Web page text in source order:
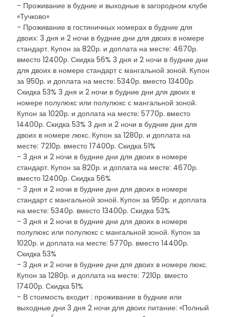
- Проживание в будние и выходные в загородном клубе
«Тучково»
- Проживание в гостиничных номерах в будние для
двоих: 3 дня и 2 ночи в будние дни для двоих в номере
стандарт. Купон за 820р. и доплата на месте: 4670р.
вместо 12400р. Скидка 56% 3 дня и 2 ночи в будние дни
для двоих в номере стандарт с мангальной зоной. Купон
за 950р. и доплата на месте: 5340р. вместо 13400р.
Скидка 53% 3 дня и 2 ночи в будние дни для двоих в
номере полулюкс или полулюкс с мангальной зоной.
Купон за 1020р. и доплата на месте: 5770р. вместо
14400р. Скидка 53% 3 дня и 2 ночи в будние дни для
двоих в номере люкс. Купон за 1280р. и доплата на
месте: 7210р. вместо 17400р. Скидка 51%
- 3 дня и 2 ночи в будние дни для двоих в номере
стандарт. Купон за 820р. и доплата на месте: 4670р.
вместо 12400р. Скидка 56%
- 3 дня и 2 ночи в будние дни для двоих в номере
стандарт с мангальной зоной. Купон за 950р. и доплата
на месте: 5340р. вместо 13400р. Скидка 53%
- 3 дня и 2 ночи в будние дни для двоих в номере
полулюкс или полулюкс с мангальной зоной. Купон за
1020р. и доплата на месте: 5770р. вместо 14400р.
Скидка 53%
- 3 дня и 2 ночи в будние дни для двоих в номере люкс.
Купон за 1280р. и доплата на месте: 7210р. вместо
17400р. Скидка 51%
- В стоимость входит : проживание в будние или
выходные дни 3 дня 2 ночи для двоих питание: «Полный